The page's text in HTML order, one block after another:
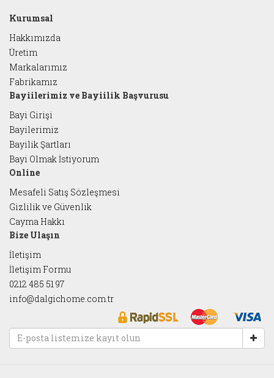
Kurumsal
Hakkımızda
Üretim
Markalarımız
Fabrikamız
Bayiilerimiz ve Bayiilik Başvurusu
Bayi Girişi
Bayilerimiz
Bayilik Şartları
Bayi Olmak İstiyorum
Online
Mesafeli Satış Sözleşmesi
Gizlilik ve Güvenlik
Cayma Hakkı
Bize Ulaşın
İletişim
İletişim Formu
0212 485 51 97
info@dalgichome.com.tr